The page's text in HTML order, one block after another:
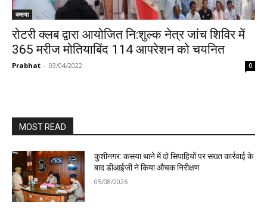
कसया
रोटरी क्लब द्वारा आयोजित नि:शुल्क नेत्र जांच शिविर में
365 मरीज मोतियाबिंद 114 आपरेशन को चयनित
Prabhat - 03/04/2022 0
MOST READ
कुशीनगर: कसया थाने में दो सिपाहियों पर सख्त कार्रवाई के
बाद डीआईजी ने किया औचक निरीक्षण
05/08/2026